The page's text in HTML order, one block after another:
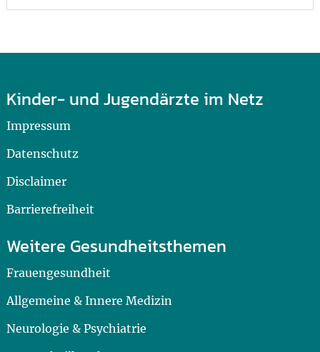
Kinder- und Jugendärzte im Netz
Impressum
Datenschutz
Disclaimer
Barrierefreiheit
Weitere Gesundheitsthemen
Frauengesundheit
Allgemeine & Innere Medizin
Neurologie & Psychiatrie